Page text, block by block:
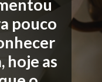
pouco
hoje as